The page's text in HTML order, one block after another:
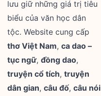
lưu giữ những giá trị tiêu
biểu của văn học dân
tộc. Website cung cấp
thơ Việt Nam, ca dao –
tục ngữ, đồng dao,
truyện cổ tích, truyện
dân gian, câu đố, câu nói